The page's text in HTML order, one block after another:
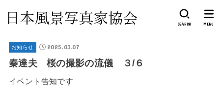
SEARCH MENU
お知らせ 2025.03.07
秦達夫 桜の撮影の流儀 ３/６
イベント告知です